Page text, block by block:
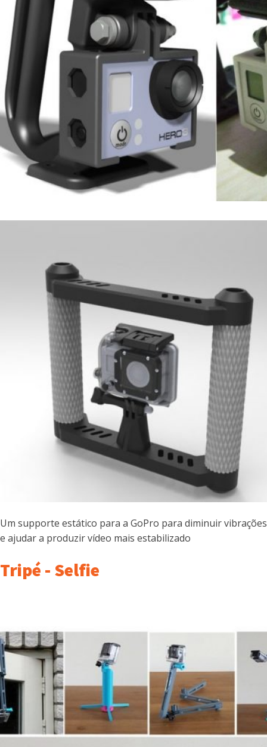
Um supporte estático para a GoPro para diminuir vibrações
e ajudar a produzir vídeo mais estabilizado
Tripé - Selfie